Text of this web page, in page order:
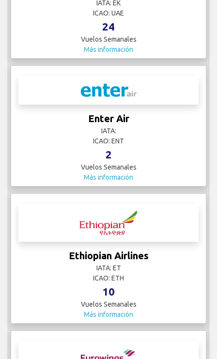
IATA: EK
ICAO: UAE
24
Vuelos Semanales
Más información
Enter Air
IATA:
ICAO: ENT
2
Vuelos Semanales
Más información
Ethiopian Airlines
IATA: ET
ICAO: ETH
10
Vuelos Semanales
Más información